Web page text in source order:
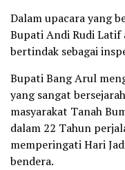
Dalam upacara yang
Bupati Andi Rudi Latif
bertindak sebagai
Bupati Bang Arul
yang sangat
masyarakat Tanah
dalam 22 Tahun
memperingati Hari
bendera.